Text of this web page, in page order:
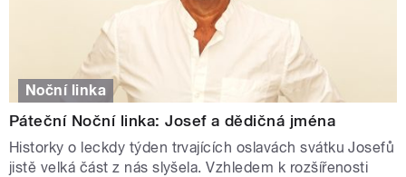
Noční linka
Páteční Noční linka: Josef a dědičná jména
Historky o leckdy týden trvajících oslavách svátku Josefů
jistě velká část z nás slyšela. Vzhledem k rozšířenosti